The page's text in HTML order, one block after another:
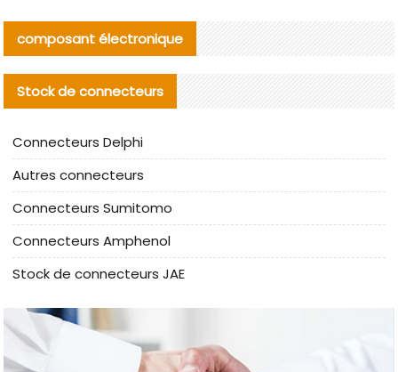
composant électronique
Stock de connecteurs
Connecteurs Delphi
Autres connecteurs
Connecteurs Sumitomo
Connecteurs Amphenol
Stock de connecteurs JAE